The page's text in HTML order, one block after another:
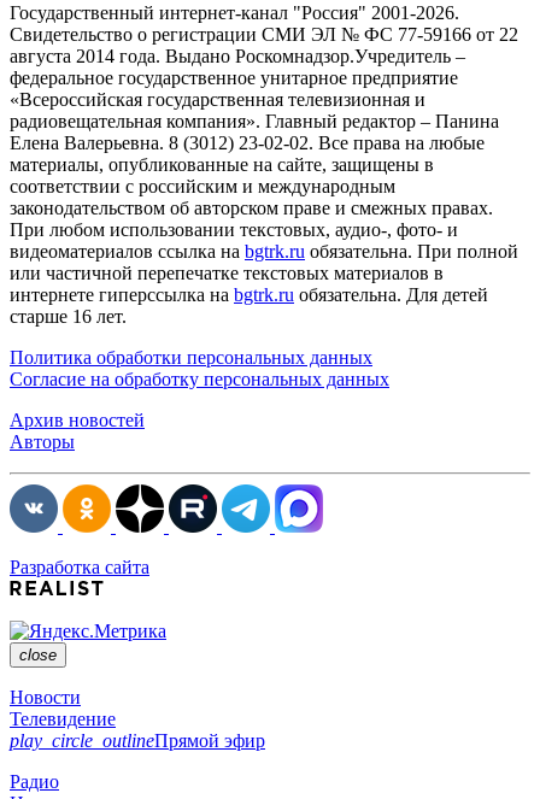
Государственный интернет-канал "Россия" 2001-2026.
Cвидетельство о регистрации СМИ ЭЛ № ФС 77-59166 от 22
августа 2014 года. Выдано Роскомнадзор.Учредитель –
федеральное государственное унитарное предприятие
«Всероссийская государственная телевизионная и
радиовещательная компания». Главный редактор – Панина
Елена Валерьевна. 8 (3012) 23-02-02. Все права на любые
материалы, опубликованные на сайте, защищены в
соответствии с российским и международным
законодательством об авторском праве и смежных правах.
При любом использовании текстовых, аудио-, фото- и
видеоматериалов ссылка на bgtrk.ru обязательна. При полной
или частичной перепечатке текстовых материалов в
интернете гиперссылка на bgtrk.ru обязательна. Для детей
старше 16 лет.
Политика обработки персональных данных
Согласие на обработку персональных данных
Архив новостей
Авторы
Разработка сайта
close
Новости
Телевидение
play_circle_outlineПрямой эфир
Радио